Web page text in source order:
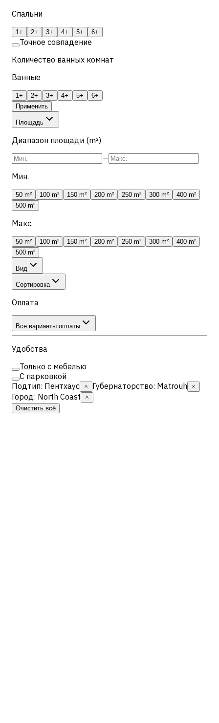
Спальни
1+ 2+ 3+ 4+ 5+ 6+
Точное совпадение
Количество ванных комнат
Ванные
1+ 2+ 3+ 4+ 5+
6+
Применить
Площадь
Диапазон площади (m²)
—
Мин.
50 m² 100 m² 150 m² 200 m² 250 m² 300 m²
400 m²
500 m²
Макс.
50 m² 100 m² 150 m² 200 m² 250 m² 300 m²
400 m²
500 m²
Вид
Сортировка
Оплата
Все варианты оплаты
Удобства
Только с мебелью
С парковкой
Подтип: Пентхаус Губернаторство: Matrouh
Город: North Coast
Очистить всё